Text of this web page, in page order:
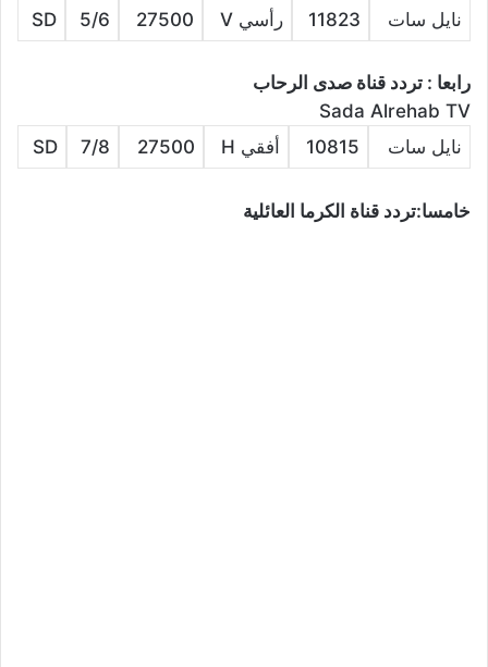
نايل سات
11823 رأسي V 27500
5/6
SD
رابعا : تردد قناة صدى الرحاب
Sada Alrehab TV
نايل سات
10815 أفقي H 27500
7/8
SD
خامسا:تردد قناة الكرما العائلية